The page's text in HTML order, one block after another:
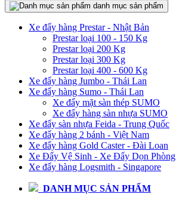
danh mục sản phẩm
Xe đẩy hàng Prestar - Nhật Bản
Prestar loại 100 - 150 Kg
Prestar loại 200 Kg
Prestar loại 300 Kg
Prestar loại 400 - 600 Kg
Xe đẩy hàng Jumbo - Thái Lan
Xe đẩy hàng Sumo - Thái Lan
Xe đẩy mặt sàn thép SUMO
Xe đẩy hàng sàn nhựa SUMO
Xe đẩy sàn nhựa Feida - Trung Quốc
Xe đẩy hàng 2 bánh - Việt Nam
Xe đẩy hàng Gold Caster - Đài Loan
Xe Đẩy Vệ Sinh - Xe Đẩy Dọn Phòng
Xe đẩy hàng Logsmith - Singapore
DANH MỤC SẢN PHẨM